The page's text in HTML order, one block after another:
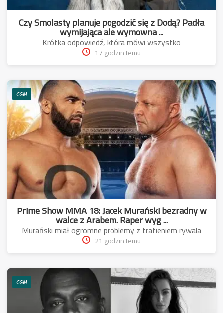
Czy Smolasty planuje pogodzić się z Dodą? Padła
wymijająca ale wymowna ...
Krótka odpowiedź, która mówi wszystko
17 godzin temu
CGM
Prime Show MMA 18: Jacek Murański bezradny w
walce z Arabem. Raper wyg ...
Murański miał ogromne problemy z trafieniem rywala
21 godzin temu
CGM